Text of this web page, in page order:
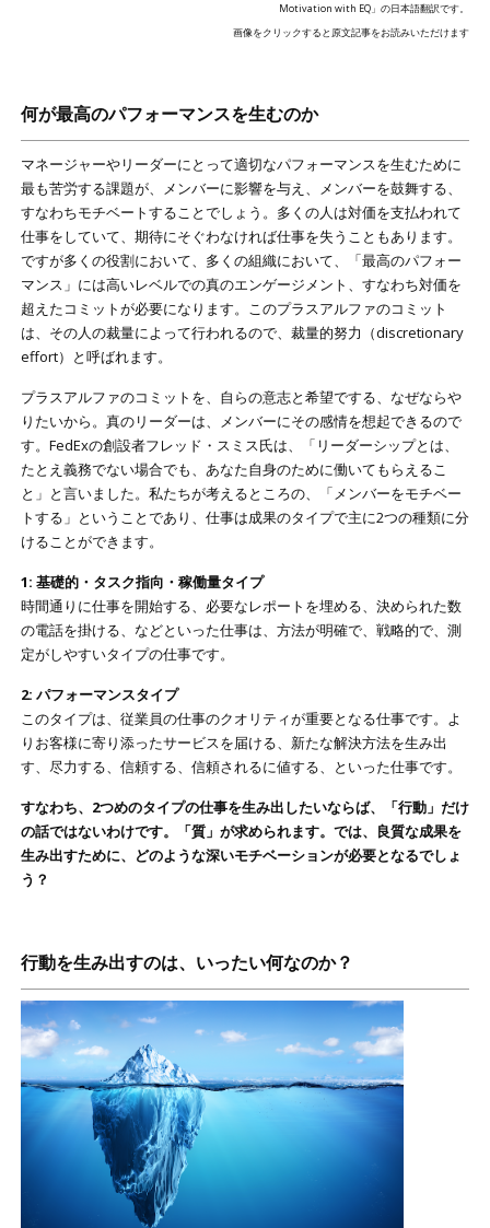
Motivation with EQ」の日本語翻訳です。
画像をクリックすると原文記事をお読みいただけます
何が最高のパフォーマンスを生むのか
マネージャーやリーダーにとって適切なパフォーマンスを生むために
最も苦労する課題が、メンバーに影響を与え、メンバーを鼓舞する、
すなわちモチベートすることでしょう。多くの人は対価を支払われて
仕事をしていて、期待にそぐわなければ仕事を失うこともあります。
ですが多くの役割において、多くの組織において、「最高のパフォー
マンス」には高いレベルでの真のエンゲージメント、すなわち対価を
超えたコミットが必要になります。このプラスアルファのコミット
は、その人の裁量によって行われるので、裁量的努力（discretionary
effort）と呼ばれます。
プラスアルファのコミットを、自らの意志と希望でする、なぜならや
りたいから。真のリーダーは、メンバーにその感情を想起できるので
す。FedExの創設者フレッド・スミス氏は、「リーダーシップとは、
たとえ義務でない場合でも、あなた自身のために働いてもらえるこ
と」と言いました。私たちが考えるところの、「メンバーをモチベー
トする」ということであり、仕事は成果のタイプで主に2つの種類に分
けることができます。
1: 基礎的・タスク指向・稼働量タイプ
時間通りに仕事を開始する、必要なレポートを埋める、決められた数
の電話を掛ける、などといった仕事は、方法が明確で、戦略的で、測
定がしやすいタイプの仕事です。
2: パフォーマンスタイプ
このタイプは、従業員の仕事のクオリティが重要となる仕事です。よ
りお客様に寄り添ったサービスを届ける、新たな解決方法を生み出
す、尽力する、信頼する、信頼されるに値する、といった仕事です。
すなわち、2つめのタイプの仕事を生み出したいならば、「行動」だけ
の話ではないわけです。「質」が求められます。では、良質な成果を
生み出すために、どのような深いモチベーションが必要となるでしょ
う？
行動を生み出すのは、いったい何なのか？